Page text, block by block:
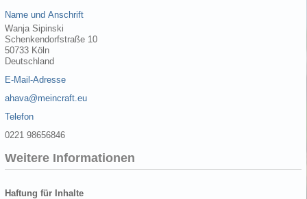
Name und Anschrift
Wanja Sipinski
Schenkendorfstraße 10
50733 Köln
Deutschland
E-Mail-Adresse
ahava@meincraft.eu
Telefon
0221 98656846
Weitere Informationen
Haftung für Inhalte